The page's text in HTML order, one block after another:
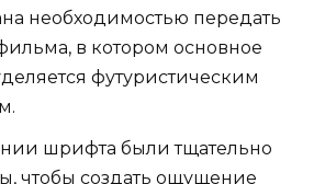
необходимостью передать
в котором основное
футуристическим
шрифта были тщательно
чтобы создать ощущение